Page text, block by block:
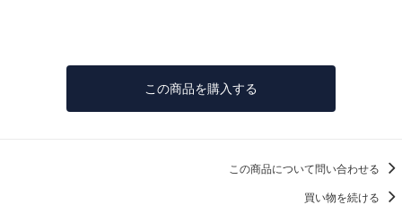
この商品を購入する
この商品について問い合わせる
買い物を続ける